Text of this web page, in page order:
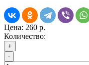
Цена: 260 р.
Количество:
+
-